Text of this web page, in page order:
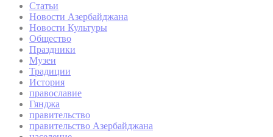
Статьи
Новости Азербайджана
Новости Культуры
Общество
Праздники
Музеи
Традиции
История
православие
Гянджа
правительство
правительство Азербайджана